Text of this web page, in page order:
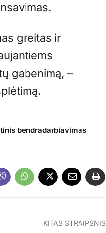
greitas ir
gabenimą, –
bendradarbiavimas
KITAS STRAIPSNIS